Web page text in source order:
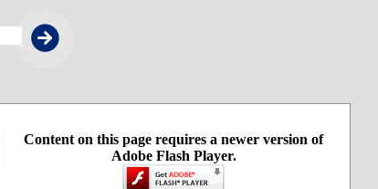
Content on this page requires a newer version of
Adobe Flash Player.